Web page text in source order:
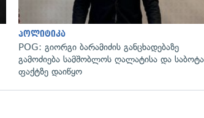
პოლიტიკა
POG: გიორგი ბარამიძის განცხადებაზე
გამოძიება სამშობლოს ღალატისა და
ფაქტზე დაიწყო